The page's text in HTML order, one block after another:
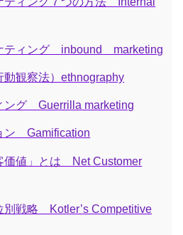
ティング inbound marketing
動観察法）ethnography
ング Guerrilla marketing
ン Gamification
価値」とは Net Customer
別戦略 Kotler’s Competitive